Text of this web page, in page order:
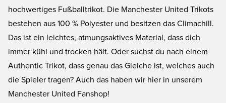
hochwertiges Fußballtrikot. Die Manchester United Trikots
bestehen aus 100 % Polyester und besitzen das Climachill.
Das ist ein leichtes, atmungsaktives Material, dass dich
immer kühl und trocken hält. Oder suchst du nach einem
Authentic Trikot, dass genau das Gleiche ist, welches auch
die Spieler tragen? Auch das haben wir hier in unserem
Manchester United Fanshop!